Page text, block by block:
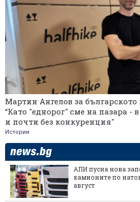
Мартин Ангелов за
“Като "еднорог" сме на пазара -
и почти без конкуренция"
Истории
АПИ пусна нова
камионите по
август